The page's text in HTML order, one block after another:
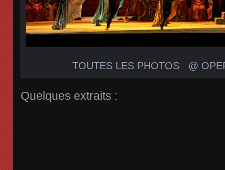
TOUTES LES PHOTOS @
Quelques extraits :